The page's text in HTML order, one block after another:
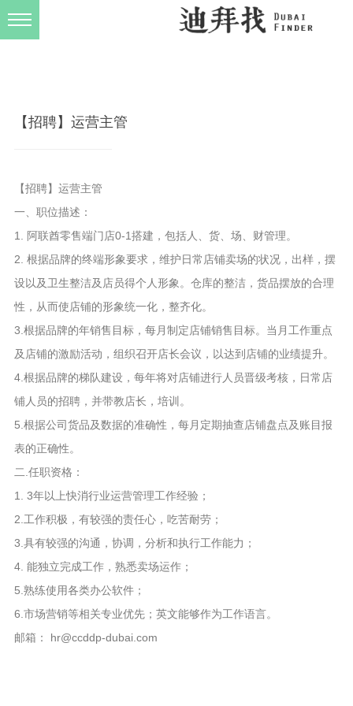
【招聘】运营主管
【招聘】运营主管
一、职位描述：
1. 阿联酋零售端门店0-1搭建，包括人、货、场、财管理。
2. 根据品牌的终端形象要求，维护日常店铺卖场的状况，出样，摆
设以及卫生整洁及店员得个人形象。仓库的整洁，货品摆放的合理
性，从而使店铺的形象统一化，整齐化。
3.根据品牌的年销售目标，每月制定店铺销售目标。当月工作重点
及店铺的激励活动，组织召开店长会议，以达到店铺的业绩提升。
4.根据品牌的梯队建设，每年将对店铺进行人员晋级考核，日常店
铺人员的招聘，并带教店长，培训。
5.根据公司货品及数据的准确性，每月定期抽查店铺盘点及账目报
表的正确性。
二.任职资格：
1. 3年以上快消行业运营管理工作经验；
2.工作积极，有较强的责任心，吃苦耐劳；
3.具有较强的沟通，协调，分析和执行工作能力；
4. 能独立完成工作，熟悉卖场运作；
5.熟练使用各类办公软件；
6.市场营销等相关专业优先；英文能够作为工作语言。
邮箱： hr@ccddp-dubai.com